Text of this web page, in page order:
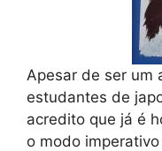
p m
r
s
t
Apesar de ser um
estudantes de
acredito que já é
o modo